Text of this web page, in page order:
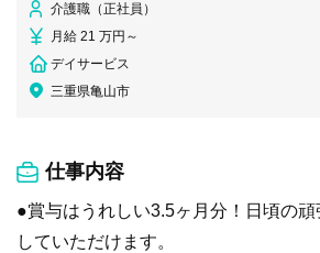
介護職（正社員）
月給 21 万円～
デイサービス
三重県亀山市
仕事内容
●賞与はうれしい3.5ヶ月分！日頃の
していただけます。